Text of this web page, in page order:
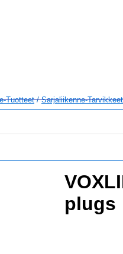
Tuotteet/Sarjaliikenne-Tarvikkeet
plugs